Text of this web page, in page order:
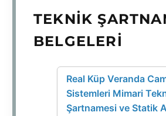
TEKNIK
BELGELERI
Real Küp Veranda
Sistemleri Mimari
Şartnamesi ve Statik